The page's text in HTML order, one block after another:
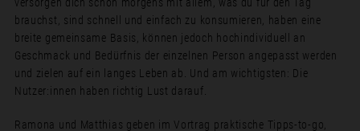
versorgen dich schon morgens mit allem, was du für den Tag
brauchst, sind schnell und einfach zu konsumieren, haben eine
breite gemeinsame Basis, können jedoch hochindividuell an
Geschmack und Bedürfnis der einzelnen Person angepasst werden
und zielen auf ein langes Leben ab. Und am wichtigsten: Die
Nutzer:innen haben richtig Lust darauf.
Ramona und Matthias geben im Vortrag praktische Tipps-to-go,